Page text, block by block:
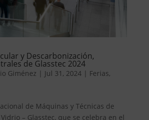
y Descarbonización,
de Glasstec 2024
Giménez | Jul 31, 2024| Ferias,
de Máquinas y Técnicas de
– Glasstec, que se celebra en el